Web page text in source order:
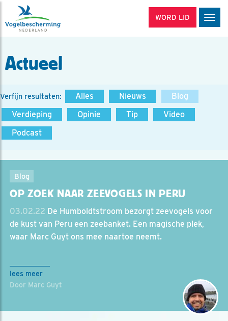
WORD LID
Actueel
Verfijn resultaten: Alles Nieuws
Blog
Verdieping
Opinie Tip
Video
Podcast
Blog
OP ZOEK NAAR ZEEVOGELS IN PERU
03.02.22 De Humboldtstroom bezorgt zeevogels voor
de kust van Peru een zeebanket. Een magische plek,
waar Marc Guyt ons mee naartoe neemt.
lees meer
Door Marc Guyt